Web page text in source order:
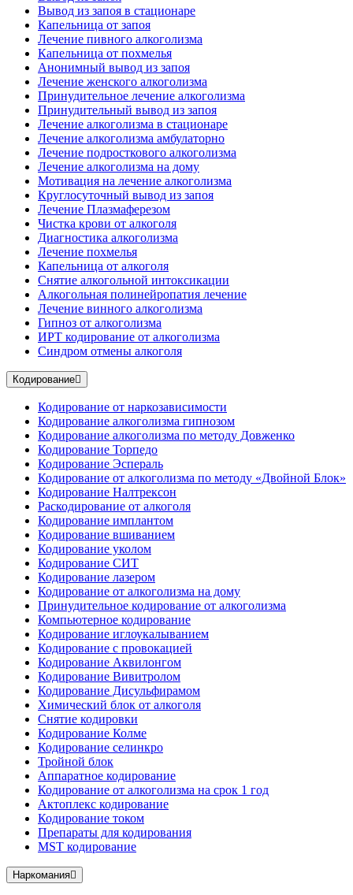
Вывод из запоя в стационаре
Капельница от запоя
Лечение пивного алкоголизма
Капельница от похмелья
Анонимный вывод из запоя
Лечение женского алкоголизма
Принудительное лечение алкоголизма
Принудительный вывод из запоя
Лечение алкоголизма в стационаре
Лечение алкоголизма амбулаторно
Лечение подросткового алкоголизма
Лечение алкоголизма на дому
Мотивация на лечение алкоголизма
Круглосуточный вывод из запоя
Лечение Плазмаферезом
Чистка крови от алкоголя
Диагностика алкоголизма
Лечение похмелья
Капельница от алкоголя
Снятие алкогольной интоксикации
Алкогольная полинейропатия лечение
Лечение винного алкоголизма
Гипноз от алкоголизма
ИРТ кодирование от алкоголизма
Синдром отмены алкоголя
Кодирование
Кодирование от наркозависимости
Кодирование алкоголизма гипнозом
Кодирование алкоголизма по методу Довженко
Кодирование Торпедо
Кодирование Эспераль
Кодирование от алкоголизма по методу «Двойной Блок»
Кодирование Налтрексон
Раскодирование от алкоголя
Кодирование имплантом
Кодирование вшиванием
Кодирование уколом
Кодирование СИТ
Кодирование лазером
Кодирование от алкоголизма на дому
Принудительное кодирование от алкоголизма
Компьютерное кодирование
Кодирование иглоукалыванием
Кодирование с провокацией
Кодирование Аквилонгом
Кодирование Вивитролом
Кодирование Дисульфирамом
Химический блок от алкоголя
Снятие кодировки
Кодирование Колме
Кодирование селинкро
Тройной блок
Аппаратное кодирование
Кодирование от алкоголизма на срок 1 год
Актоплекс кодирование
Кодирование током
Препараты для кодирования
MST кодирование
Наркомания